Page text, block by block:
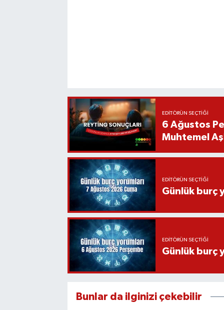
EDITÖRÜN SEÇTIĞI
6 Ağustos
Muhtemel
EDITÖRÜN SEÇTIĞI
Günlük burç
EDITÖRÜN SEÇTIĞI
Günlük burç
Bunlar da ilginizi çekebilir